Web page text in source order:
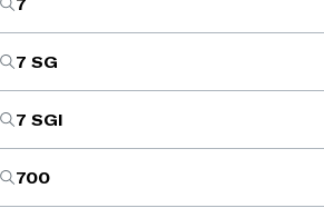
7 SG
7 SGI
700